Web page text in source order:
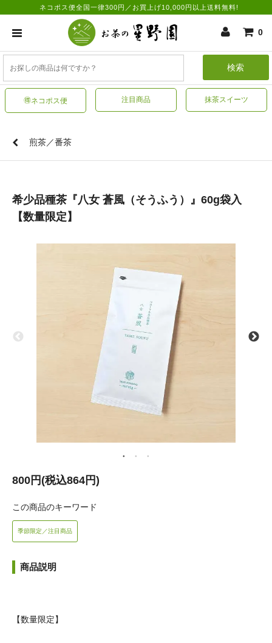
ネコポス便全国一律300円／お買上げ10,000円以上送料無料!
0
検索
🉐ネコポス便 注目商品 抹茶スイーツ
煎茶／番茶
希少品種茶『八女 蒼風（そうふう）』60g袋入
【数量限定】
800円(税込864円)
この商品のキーワード
季節限定／注目商品
商品説明
【数量限定】